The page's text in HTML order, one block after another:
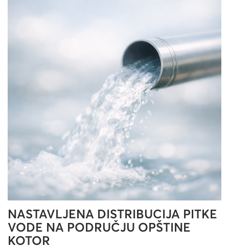
NASTAVLJENA DISTRIBUCIJA PITKE
VODE NA PODRUČJU OPŠTINE
KOTOR